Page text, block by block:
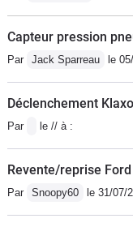
Capteur pression
Par Jack Sparreau le
Déclenchement
Par le // à :
Revente/reprise
Par Snoopy60 le 31/07/